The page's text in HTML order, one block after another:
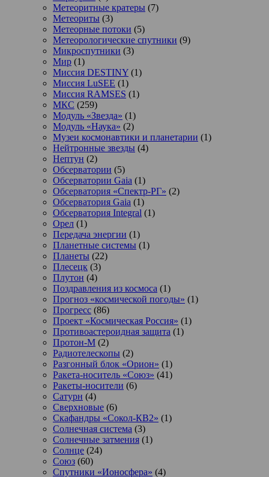
Метеоритные кратеры (7)
Метеориты (3)
Метеорные потоки (5)
Метеорологические спутники (9)
Микроспутники (3)
Мир (1)
Миссия DESTINY (1)
Миссия LuSEE (1)
Миссия RAMSES (1)
МКС (259)
Модуль «Звезда» (1)
Модуль «Наука» (2)
Музеи космонавтики и планетарии (1)
Нейтронные звезды (4)
Нептун (2)
Обсерватории (5)
Обсерватории Gaia (1)
Обсерватория «Спектр-РГ» (2)
Обсерватория Gaia (1)
Обсерватория Integral (1)
Орел (1)
Передача энергии (1)
Планетные системы (1)
Планеты (22)
Плесецк (3)
Плутон (4)
Поздравления из космоса (1)
Прогноз «космической погоды» (1)
Прогресс (86)
Проект «Космическая Россия» (1)
Противоастероидная защита (1)
Протон-М (2)
Радиотелескопы (2)
Разгонный блок «Орион» (1)
Ракета-носитель «Союз» (41)
Ракеты-носители (6)
Сатурн (4)
Сверхновые (6)
Скафандры «Сокол-КВ2» (1)
Солнечная система (3)
Солнечные затмения (1)
Солнце (24)
Союз (60)
Спутники «Ионосфера» (4)